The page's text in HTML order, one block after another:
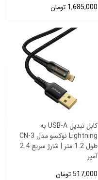
1,685,000 تومان
کابل تبدیل USB-A به
Lightning نوکسو مدل CN-3
طول 1.2 متر | شارژ سریع 2.4
آمپر
517,000تومان